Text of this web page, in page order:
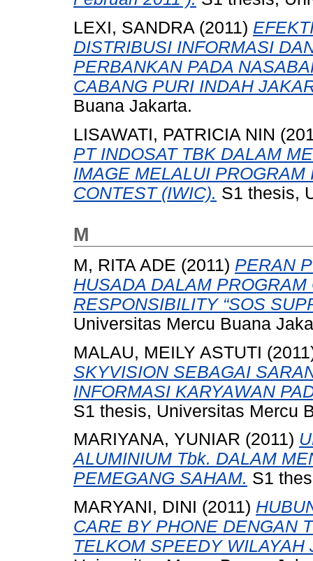
LEXI, SANDRA (2011)
DISTRIBUSI INFORMASI
PERBANKAN PADA
CABANG PURI INDAH
Buana Jakarta.
LISAWATI, PATRICIA NIN
PT INDOSAT TBK DALAM
IMAGE MELALUI PROGRAM
CONTEST (IWIC). S1 thesis,
M
M, RITA ADE (2011) PERAN
HUSADA DALAM
RESPONSIBILITY “SOS
Universitas Mercu Buana
MALAU, MEILY ASTUTI
SKYVISION SEBAGAI
INFORMASI KARYAWAN
S1 thesis, Universitas Mercu
MARIYANA, YUNIAR (2011)
ALUMINIUM Tbk. DALAM
PEMEGANG SAHAM. S1
MARYANI, DINI (2011)
CARE BY PHONE DENGAN
TELKOM SPEEDY WILAYAH